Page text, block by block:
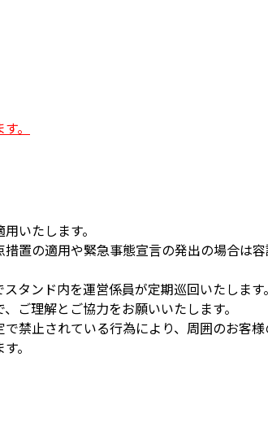
。
いたします。
置の適用や緊急事態宣言の発出の場合は
タンド内を運営係員が定期巡回いたしま
ご理解とご協力をお願いいたします。
禁止されている行為により、周囲のお客
。